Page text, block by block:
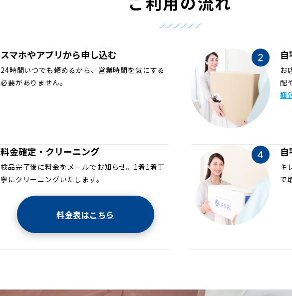
スマホやアプリから申し込む
24時間いつでも頼めるから、営業時間を気にする
必要がありません。
お
配
梱
料金確定・クリーニング
検品完了後に料金をメールでお知らせ。1着1着丁
寧にクリーニングいたします。
料金表はこちら
キ
で